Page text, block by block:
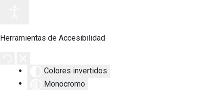
Herramientas de Accesibilidad
Colores invertidos
Monocromo